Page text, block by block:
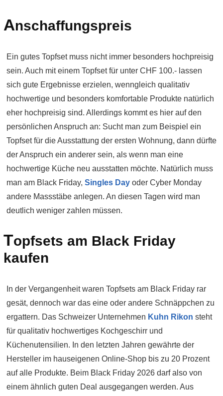
Anschaffungspreis
Ein gutes Topfset muss nicht immer besonders hochpreisig
sein. Auch mit einem Topfset für unter CHF 100.- lassen
sich gute Ergebnisse erzielen, wenngleich qualitativ
hochwertige und besonders komfortable Produkte natürlich
eher hochpreisig sind. Allerdings kommt es hier auf den
persönlichen Anspruch an: Sucht man zum Beispiel ein
Topfset für die Ausstattung der ersten Wohnung, dann dürfte
der Anspruch ein anderer sein, als wenn man eine
hochwertige Küche neu ausstatten möchte. Natürlich muss
man am Black Friday, Singles Day oder Cyber Monday
andere Massstäbe anlegen. An diesen Tagen wird man
deutlich weniger zahlen müssen.
Topfsets am Black Friday
kaufen
In der Vergangenheit waren Topfsets am Black Friday rar
gesät, dennoch war das eine oder andere Schnäppchen zu
ergattern. Das Schweizer Unternehmen Kuhn Rikon steht
für qualitativ hochwertiges Kochgeschirr und
Küchenutensilien. In den letzten Jahren gewährte der
Hersteller im hauseigenen Online-Shop bis zu 20 Prozent
auf alle Produkte. Beim Black Friday 2026 darf also von
einem ähnlich guten Deal ausgegangen werden. Aus